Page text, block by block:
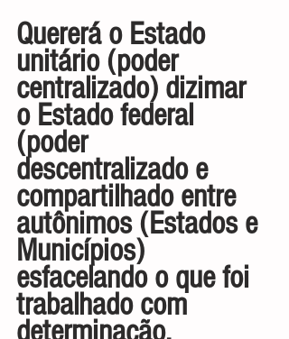
Quererá o Estado
unitário (poder
centralizado) dizimar
o Estado federal
(poder
descentralizado e
compartilhado entre
autônimos (Estados e
Municípios)
esfacelando o que foi
trabalhado com